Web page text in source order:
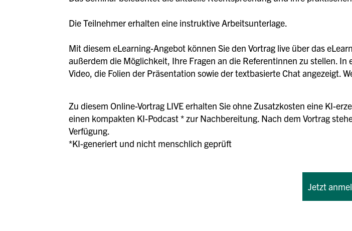
Die Teilnehmer erhalten eine instruktive Arbeitsunterlage.
Mit diesem eLearning-Angebot können Sie den Vortrag live über das
außerdem die Möglichkeit, Ihre Fragen an die Referentinnen zu stellen.
Video, die Folien der Präsentation sowie der textbasierte Chat angezeigt.
Zu diesem Online-Vortrag LIVE erhalten Sie ohne Zusatzkosten eine KI-
einen kompakten KI-Podcast * zur Nachbereitung. Nach dem Vortrag
Verfügung.
*KI-generiert und nicht menschlich geprüft
Jetzt